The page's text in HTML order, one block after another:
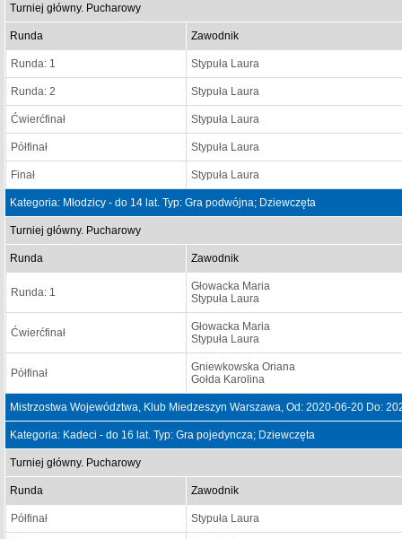
Turniej główny. Pucharowy
Runda Zawodnik
Runda: 1 Stypuła Laura
Runda: 2 Stypuła Laura
Ćwierćfinał Stypuła Laura
Półfinał Stypuła Laura
Finał Stypuła Laura
Kategoria: Młodzicy - do 14 lat. Typ: Gra podwójna; Dziewczęta
Turniej główny. Pucharowy
Runda Zawodnik
Runda: 1
Głowacka Maria
Stypuła Laura
Ćwierćfinał
Głowacka Maria
Stypuła Laura
Półfinał
Gniewkowska Oriana
Gołda Karolina
Mistrzostwa Województwa, Klub Miedzeszyn Warszawa, Od: 2020-06-20 Do:
Kategoria: Kadeci - do 16 lat. Typ: Gra pojedyncza; Dziewczęta
Turniej główny. Pucharowy
Runda Zawodnik
Półfinał Stypuła Laura